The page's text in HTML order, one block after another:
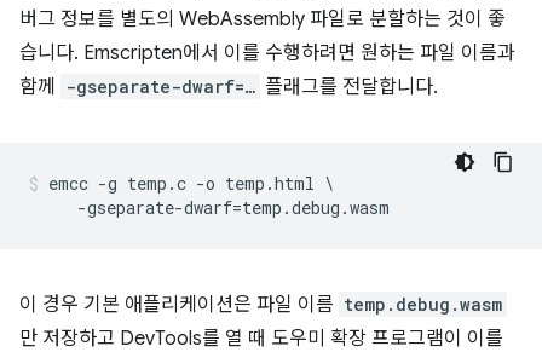
버그 정보를 별도의 WebAssembly 파일로 분할하는 것이 좋
습니다. Emscripten에서 이를 수행하려면 원하는 파일 이름과
함께
-gseparate-dwarf=… 플래그를 전달합니다.
emcc -g temp.c -o temp.html \
이 경우 기본 애플리케이션은 파일 이름 temp.debug.wasm
만 저장하고 DevTools를 열 때 도우미 확장 프로그램이 이를